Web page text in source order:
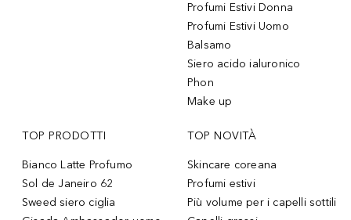
Profumi Estivi Donna
Profumi Estivi Uomo
Balsamo
Siero acido ialuronico
Phon
Make up
TOP PRODOTTI
Bianco Latte Profumo
Sol de Janeiro 62
Sweed siero ciglia
TOP NOVITÀ
Skincare coreana
Profumi estivi
Più volume per i capelli sottili